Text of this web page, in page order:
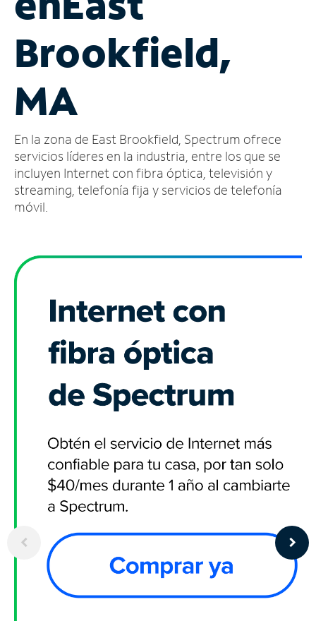
cuenta
Encuentra
tienda
Brookfield,
MA
En la zona de East Brookfield, Spectrum ofrece
servicios líderes en la industria, entre los que se
incluyen Internet con fibra óptica, televisión y
streaming, telefonía fija y servicios de telefonía
móvil.